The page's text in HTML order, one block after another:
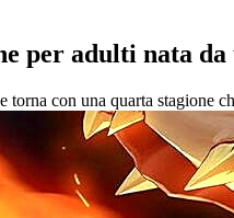
per adulti nata
con una quarta stagione